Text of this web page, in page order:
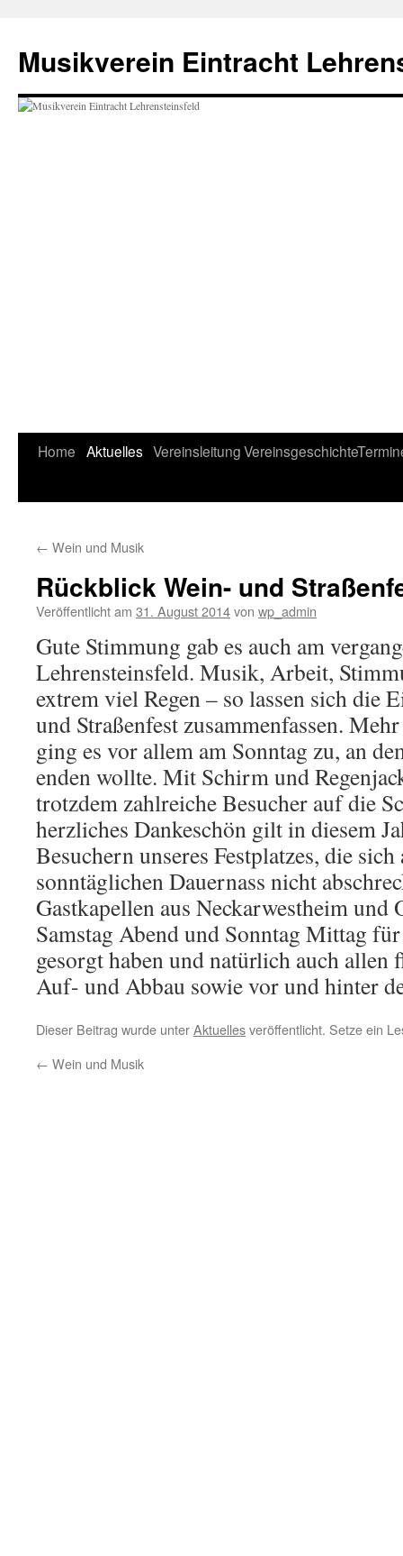
springen
Musikverein Eintracht
Home Aktuelles VereinsleitungVereinsgeschichte
← Wein und Musik
Rückblick Wein- und
Veröffentlicht am 31. August 2014von wp_admin
Gute Stimmung gab es auch am
Lehrensteinsfeld. Musik, Arbeit,
extrem viel Regen – so lassen sich die
und Straßenfest zusammenfassen.
ging es vor allem am Sonntag zu, an
enden wollte. Mit Schirm und
trotzdem zahlreiche Besucher auf die
herzliches Dankeschön gilt in diesem
Besuchern unseres Festplatzes, die
sonntäglichen Dauernass nicht
Gastkapellen aus Neckarwestheim und
Samstag Abend und Sonntag Mittag
gesorgt haben und natürlich auch
Auf- und Abbau sowie vor und hinter
Dieser Beitrag wurde unterAktuellesveröffentlicht. Setze ein
← Wein und Musik